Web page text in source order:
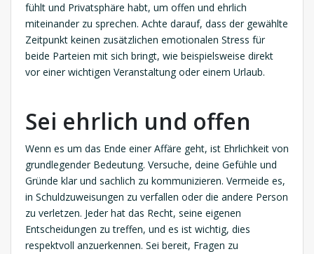
fühlt und Privatsphäre habt, um offen und ehrlich
miteinander zu sprechen. Achte darauf, dass der gewählte
Zeitpunkt keinen zusätzlichen emotionalen Stress für
beide Parteien mit sich bringt, wie beispielsweise direkt
vor einer wichtigen Veranstaltung oder einem Urlaub.
Sei ehrlich und offen
Wenn es um das Ende einer Affäre geht, ist Ehrlichkeit von
grundlegender Bedeutung. Versuche, deine Gefühle und
Gründe klar und sachlich zu kommunizieren. Vermeide es,
in Schuldzuweisungen zu verfallen oder die andere Person
zu verletzen. Jeder hat das Recht, seine eigenen
Entscheidungen zu treffen, und es ist wichtig, dies
respektvoll anzuerkennen. Sei bereit, Fragen zu